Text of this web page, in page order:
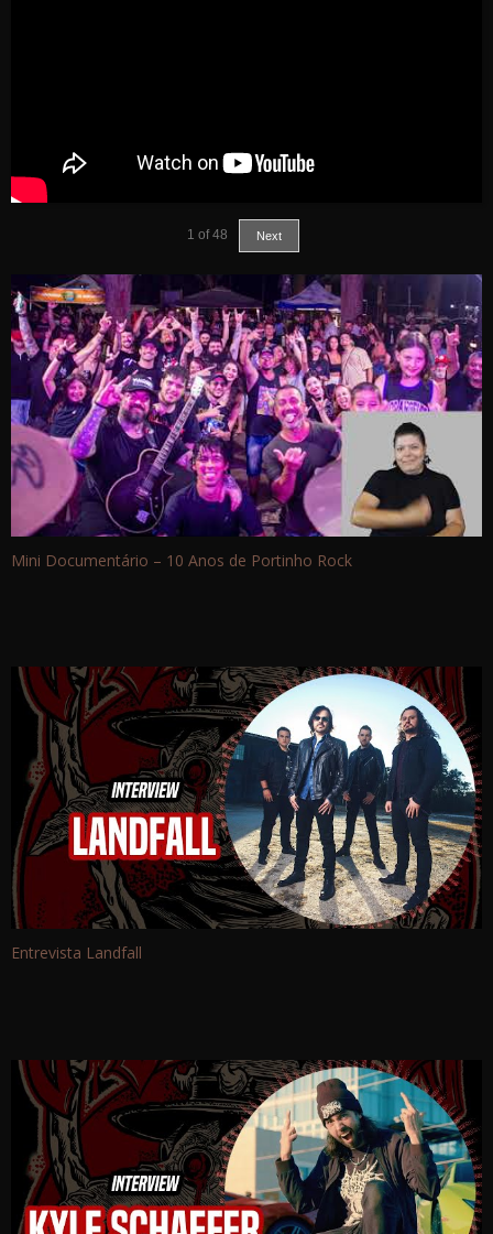
1 of 48 Next
Mini Documentário – 10 Anos de Portinho Rock
Entrevista Landfall